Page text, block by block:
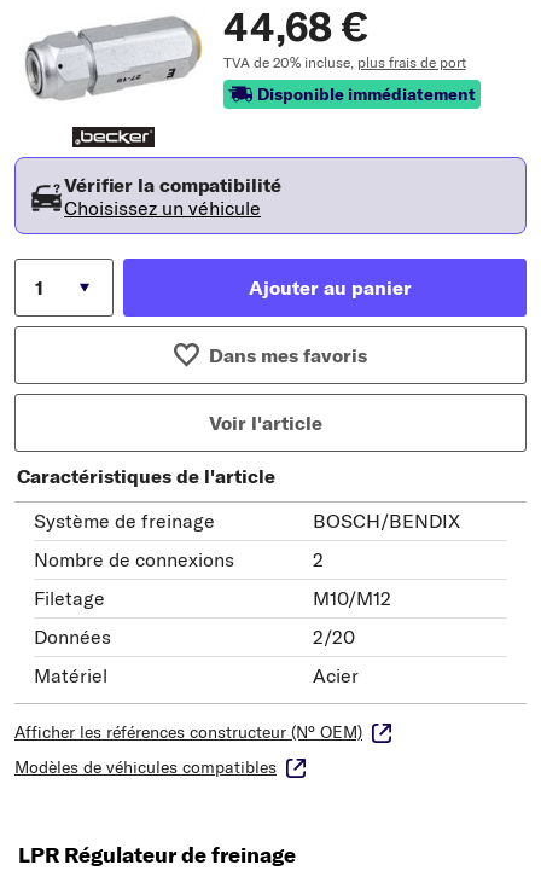
44,68 €
TVA de 20% incluse, plus frais de port
Disponible immédiatement
Vérifier la compatibilité
Choisissez un véhicule
Ajouter au panier
Dans mes favoris
Voir l'article
Caractéristiques de l'article
Système de freinage
BOSCH/BENDIX
Nombre de connexions
2
Filetage
M10/M12
Données
2/20
Matériel
Acier
Afficher les références constructeur (N° OEM)
Modèles de véhicules compatibles
LPR Régulateur de freinage